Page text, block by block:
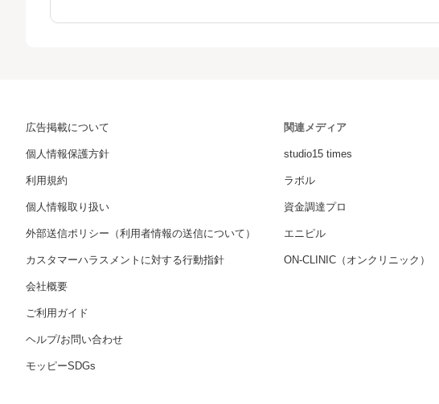
広告掲載について
個人情報保護方針
利用規約
個人情報取り扱い
外部送信ポリシー（利用者情報の送信について）
カスタマーハラスメントに対する行動指針
会社概要
ご利用ガイド
ヘルプ/お問い合わせ
モッピーSDGs
関連メディア
studio15 times
ラボル
資金調達プロ
エニピル
ON-CLINIC（オンクリニック）